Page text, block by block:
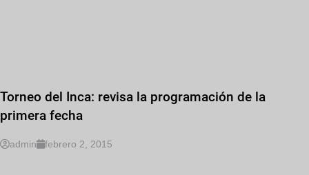
Torneo del Inca: revisa la programación de la
primera fecha
admin febrero 2, 2015